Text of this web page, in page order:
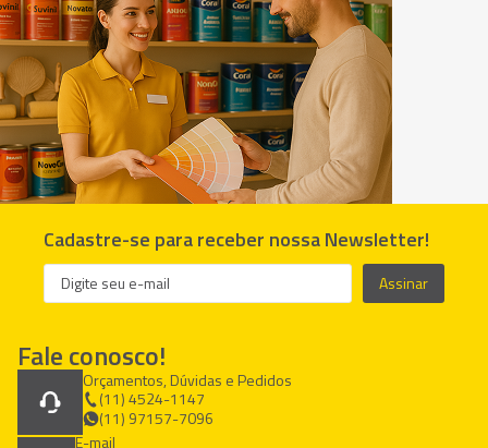
Cadastre-se para receber nossa Newsletter!
Assinar
Fale conosco!
Orçamentos, Dúvidas e Pedidos
(11) 4524-1147
(11) 97157-7096
E-mail